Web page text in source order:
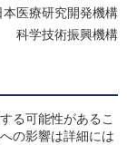
本医療研究開発機構
科学技術振興機構
る可能性があるこ
の影響は詳細には